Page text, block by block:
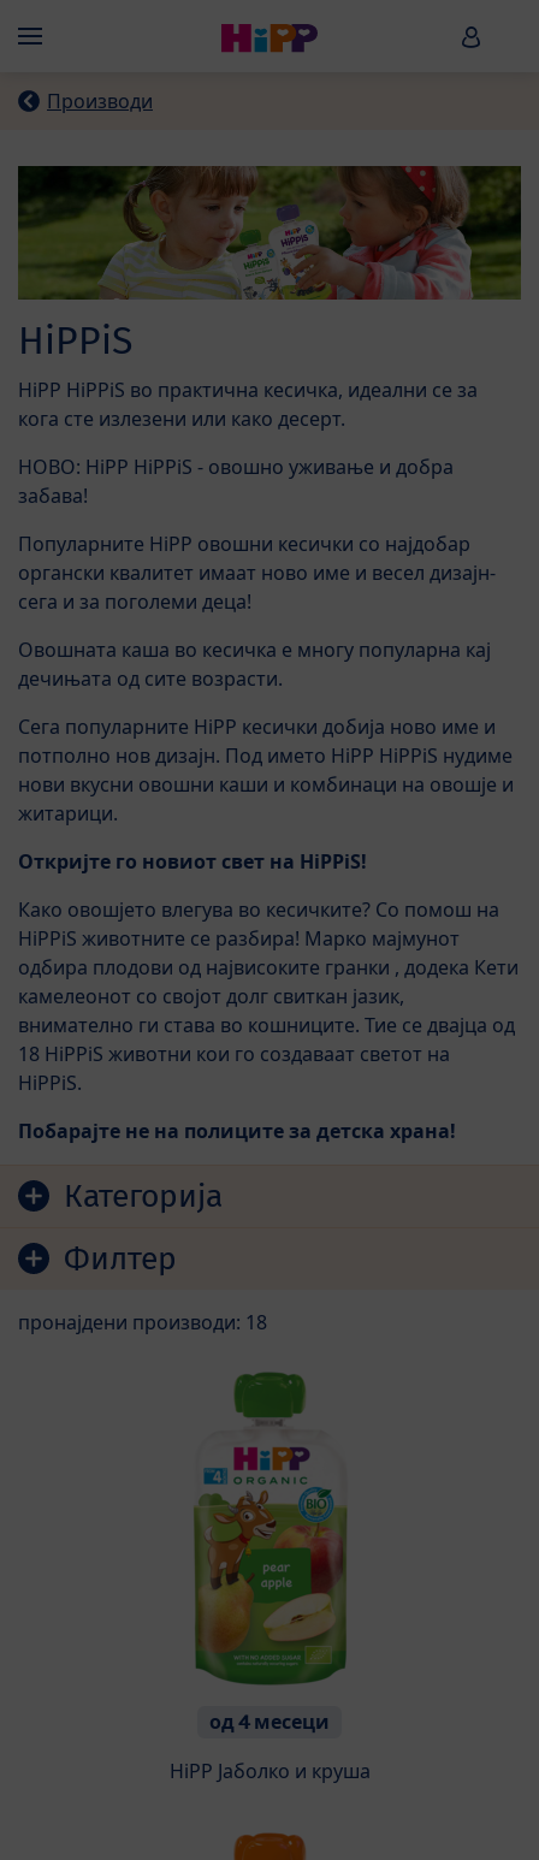
Menü HiPP
Производи
Скокни до листата на производи
Категорија
Филтер
HiPPiS
HiPP HiPPiS во практична кесичка, идеални се за
кога сте излезени или како десерт.
НОВО: HiPP HiPPiS - овошно уживање и добра
забава!
Популарните HiPP овошни кесички со најдобар
органски квалитет имаат ново име и весел дизајн-
сега и за поголеми деца!
Овошната каша во кесичка е многу популарна кај
дечињата од сите возрасти.
Сега популарните HiPP кесички добија ново име и
потполно нов дизајн. Под името HiPP HiPPiS нудиме
нови вкусни овошни каши и комбинаци на овошје и
житарици.
Откријте го новиот свет на HiPPiS!
Како овошјето влегува во кесичките? Со помош на
HiPPiS животните се разбира! Марко мајмунот
одбира плодови од највисоките гранки , додека Кети
камелеонот со својот долг свиткан јазик,
внимателно ги става во кошниците. Тие се двајца од
18 HiPPiS животни кои го создаваат светот на
HiPPiS.
Побарајте не на полиците за детска храна!
пронајдени производи: 18
од 4 месеци
HiPP Јаболко и круша